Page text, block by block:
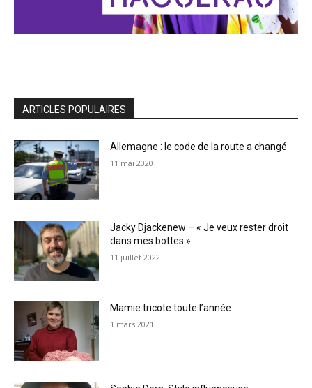
ARTICLES POPULAIRES
Allemagne : le code de la route a changé
11 mai 2020
Jacky Djackenew – « Je veux rester droit
dans mes bottes »
11 juillet 2022
Mamie tricote toute l’année
1 mars 2021